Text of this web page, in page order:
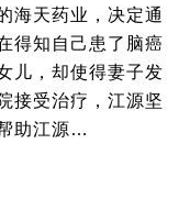
海天药业，决定通
得知自己患了脑癌
儿，却使得妻子发
接受治疗，江源坚
助江源…